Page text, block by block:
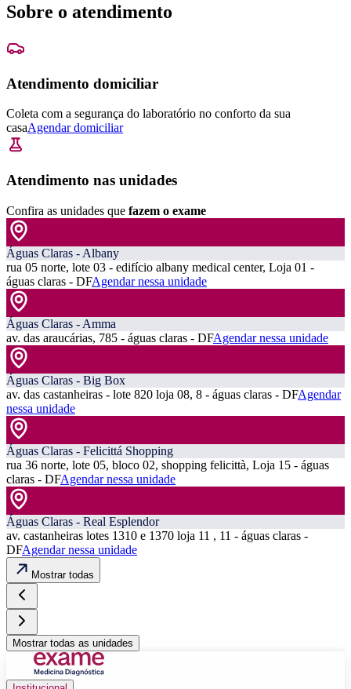
Sobre o atendimento
Atendimento domiciliar
Coleta com a segurança do laboratório no conforto da sua
casaAgendar domiciliar
Atendimento nas unidades
Confira as unidades que fazem o exame
Águas Claras - Albany
rua 05 norte, lote 03 - edifício albany medical center, Loja 01 -
águas claras - DFAgendar nessa unidade
Águas Claras - Amma
av. das araucárias, 785 - águas claras - DFAgendar nessa unidade
Águas Claras - Big Box
av. das castanheiras - lote 820 loja 08, 8 - águas claras - DFAgendar
nessa unidade
Águas Claras - Felicittá Shopping
rua 36 norte, lote 05, bloco 02, shopping felicittà, Loja 15 - águas
claras - DFAgendar nessa unidade
Águas Claras - Real Esplendor
av. castanheiras lotes 1310 e 1370 loja 11 , 11 - águas claras -
DFAgendar nessa unidade
Mostrar todas
Mostrar todas as unidades